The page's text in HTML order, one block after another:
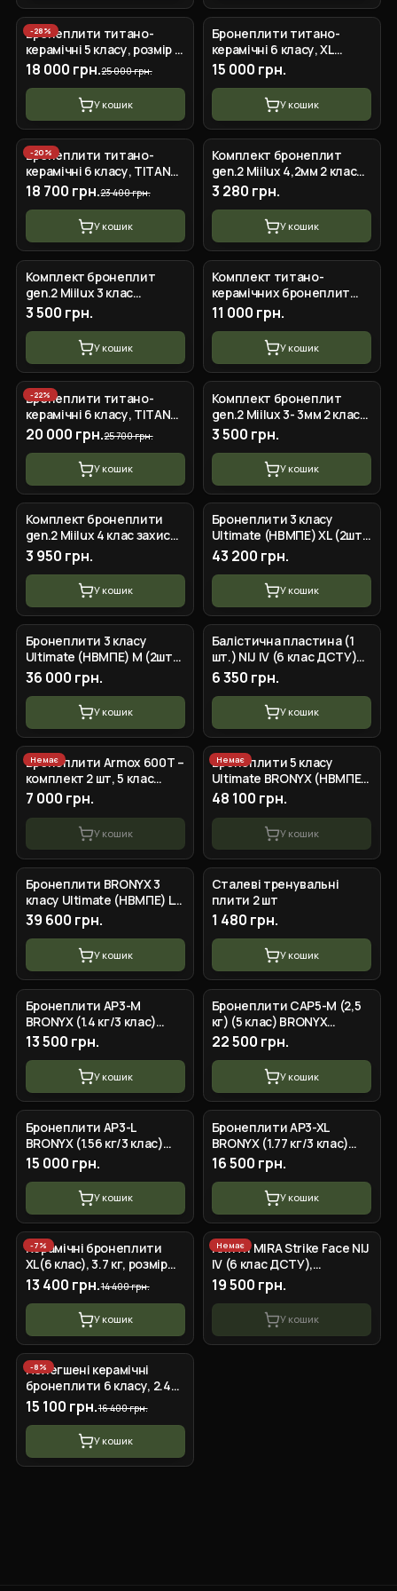
-28%
Бронеплити титано-
керамічні 5 класу, розмір М
250*300, вага 2.6-2,8кг
18 000 грн.25 000 грн.
У кошик
Бронеплити титано-
керамічні 6 класу, XL
285*350
15 000 грн.
У кошик
-20%
Бронеплити титано-
керамічні 6 класу, TITAN
-6 розмір М 250*300, 3,5кг
18 700 грн.23 400 грн.
У кошик
Комплект бронеплит
gen.2 Miilux 4,2мм 2 клаc
захисту
3 280 грн.
У кошик
Комплект бронеплит
gen.2 Miilux 3 клас
захисту, по 2.9кг
3 500 грн.
У кошик
Комплект титано-
керамічних бронеплит
Hyperion 6 клас ДСТУ
(25×30 м, 3,3 кг/плита)
11 000 грн.
У кошик
-22%
Бронеплити титано-
керамічні 6 класу, TITAN
-6 розмір М 250*300, 3,0кг
20 000 грн.25 700 грн.
У кошик
Комплект бронеплит
gen.2 Miilux 3- 3мм 2 клас
(комплект 2 шт)
3 500 грн.
У кошик
Комплект бронеплити
gen.2 Miilux 4 клас захисту
по 3.8кг
3 950 грн.
У кошик
Бронеплити 3 класу
Ultimate (НВМПЕ) XL (2шт)
BRONYX
43 200 грн.
У кошик
Бронеплити 3 класу
Ultimate (НВМПЕ) M (2шт)
BRONYX
36 000 грн.
У кошик
Балістична пластина (1
шт.) NIJ IV (6 клас ДСТУ)
вага 2,8 кг Al2O3+PE
6 350 грн.
У кошик
Немає
Бронеплити Armox 600T –
комплект 2 шт, 5 клас
захисту
7 000 грн.
У кошик
Немає
Бронеплити 5 класу
Ultimate BRONYX (НВМПЕ +
B₄C) (2шт)
48 100 грн.
У кошик
Бронеплити BRONYX 3
класу Ultimate (НВМПЕ) L
(2шт)
39 600 грн.
У кошик
Сталеві тренувальні
плити 2 шт
1 480 грн.
У кошик
Бронеплити AP3-M
BRONYX (1.4 кг/3 клас)
250*300 2шт
13 500 грн.
У кошик
Бронеплити CAP5-M (2,5
кг) (5 клас) BRONYX
250*300 2шт
22 500 грн.
У кошик
Бронеплити AP3-L
BRONYX (1.56 кг/3 клас)
260*330 2шт
15 000 грн.
У кошик
Бронеплити AP3-XL
BRONYX (1.77 кг/3 клас)
275*355 2шт
16 500 грн.
У кошик
-7%
Керамічні бронеплити
XL(6 клас), 3.7 кг, розмір
26х33 см
13 400 грн.14 400 грн.
У кошик
Немає
Плити MIRA Strike Face NIJ
IV (6 клас ДСТУ),
комплект 2 шт.
19 500 грн.
У кошик
-8%
Полегшені керамічні
бронеплити 6 класу, 2.4
кг, 25х30 см
15 100 грн.16 400 грн.
У кошик